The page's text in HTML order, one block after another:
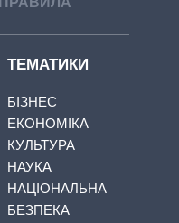
ТЕМАТИКИ
БІЗНЕС
ЕКОНОМІКА
КУЛЬТУРА
НАУКА
НАЦІОНАЛЬНА
БЕЗПЕКА